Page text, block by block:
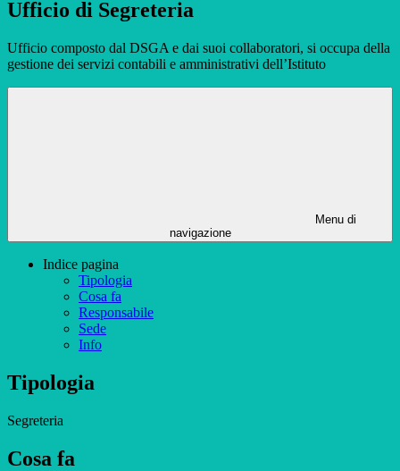
Ufficio di Segreteria
Ufficio composto dal DSGA e dai suoi collaboratori, si occupa della
gestione dei servizi contabili e amministrativi dell’Istituto
Menu di
navigazione
Indice pagina
Tipologia
Cosa fa
Responsabile
Sede
Info
Tipologia
Segreteria
Cosa fa